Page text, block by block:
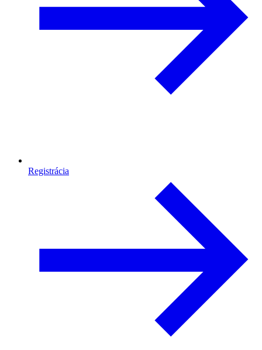
Registrácia